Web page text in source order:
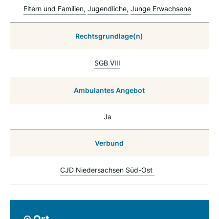
Eltern und Familien Jugendliche Junge Erwachsene
Rechtsgrundlage(n)
SGB VIII
Ambulantes Angebot
Ja
Verbund
CJD Niedersachsen Süd-Ost